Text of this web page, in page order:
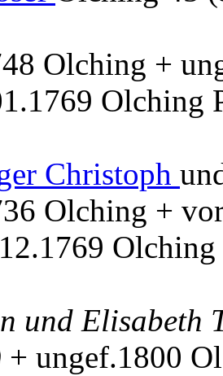
Olching +
Olching
Christoph
Olching +
und Elisabeth
+ ungef.1800